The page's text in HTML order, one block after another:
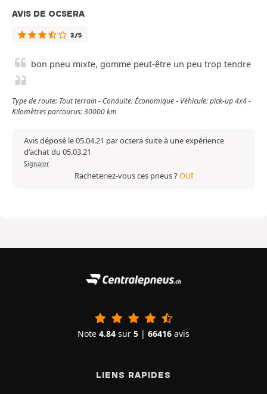
AVIS DE OCSERA
3/5
bon pneu mixte, gomme peut-être un peu trop tendre
Type de route: Tout terrain - Conduite: Économique - Véhicule: pick-up 4x4 -
Kilomètres parcourus: 30000 km
Avis déposé le 05.04.21 par ocsera suite à une expérience
d'achat du 05.03.21
Signaler
Racheteriez-vous ces pneus ?OUI
Note 4.84 sur 5 | 66416 avis
LIENS RAPIDES